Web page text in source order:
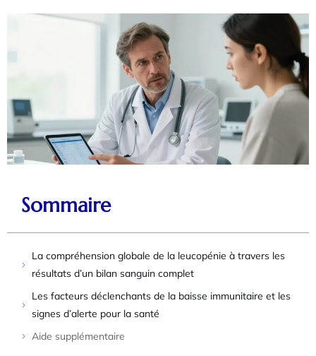
Sommaire
La compréhension globale de la leucopénie à travers les
résultats d’un bilan sanguin complet
Les facteurs déclenchants de la baisse immunitaire et les
signes d’alerte pour la santé
Aide supplémentaire